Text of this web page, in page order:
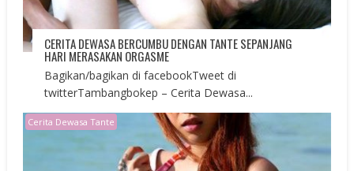
CERITA DEWASA BERCUMBU DENGAN TANTE SEPANJANG
HARI MERASAKAN ORGASME
Bagikan/bagikan di facebookTweet di
twitterTambangbokep – Cerita Dewasa...
Cerita Dewasa Tante